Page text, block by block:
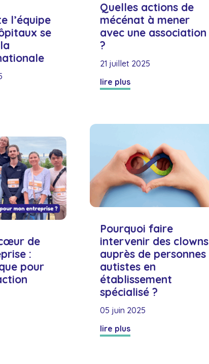
l’équipe
se
de
:
pour
Quelles actions de
mécénat à mener
avec une association
?
21 juillet 2025
lire plus
Pourquoi faire
intervenir des clowns
auprès de personnes
autistes en
établissement
spécialisé ?
05 juin 2025
lire plus